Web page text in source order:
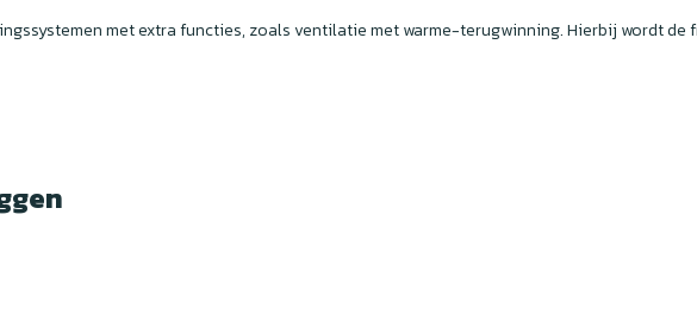
met extra functies, zoals ventilatie met warme-terugwinning. Hierbij wordt